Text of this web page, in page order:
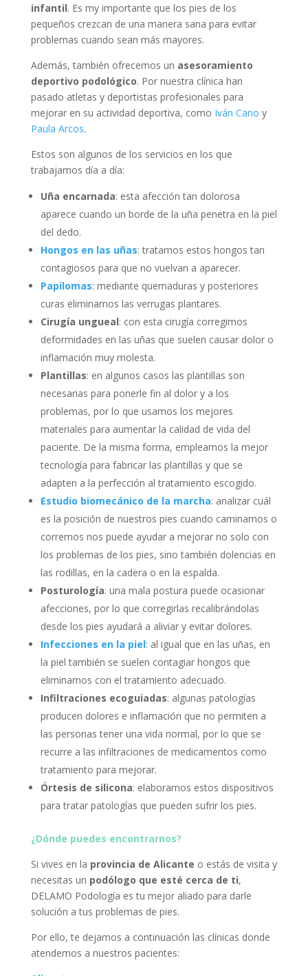
infantil. Es my importante que los pies de los
pequeños crezcan de una manera sana para evitar
problemas cuando sean más mayores.
Además, también ofrecemos un asesoramiento
deportivo podológico. Por nuestra clínica han
pasado atletas y deportistas profesionales para
mejorar en su actividad deportiva, como Iván Cano y
Paula Arcos.
Estos son algunos de los servicios en los que
trabajamos día a día:
Uña encarnada: esta afección tan dolorosa
aparece cuando un borde de la uña penetra en la piel
del dedo.
Hongos en las uñas: tratamos estos hongos tan
contagiosos para que no vuelvan a aparecer.
Papilomas: mediante quemaduras y posteriores
curas eliminamos las verrugas plantares.
Cirugía ungueal: con esta cirugía corregimos
deformidades en las uñas que suelen causar dolor o
inflamación muy molesta.
Plantillas: en algunos casos las plantillas son
necesarias para ponerle fin al dolor y a los
problemas, por lo que usamos los mejores
materiales para aumentar la calidad de vida del
paciente. De la misma forma, empleamos la mejor
tecnología para fabricar las plantillas y que se
adapten a la perfección al tratamiento escogido.
Estudio biomecánico de la marcha: analizar cuál
es la posición de nuestros pies cuando caminamos o
corremos nos puede ayudar a mejorar no solo con
los problemas de los pies, sino también dolencias en
las rodillas, en la cadera o en la espalda.
Posturología: una mala postura puede ocasionar
afecciones, por lo que corregirlas recalibrándolas
desde los pies ayudará a aliviar y evitar dolores.
Infecciones en la piel: al igual que en las uñas, en
la piel también se suelen contagiar hongos que
eliminamos con el tratamiento adecuado.
Infiltraciones ecoguiadas: algunas patologías
producen dolores e inflamación que no permiten a
las personas tener una vida normal, por lo que se
recurre a las infiltraciones de medicamentos como
tratamiento para mejorar.
Órtesis de silicona: elaboramos estos dispositivos
para tratar patologías que pueden sufrir los pies.
¿Dónde puedes encontrarnos?
Si vives en la provincia de Alicante o estás de visita y
necesitas un podólogo que esté cerca de ti,
DELAMO Podología es tu mejor aliado para darle
solución a tus problemas de pies.
Por ello, te dejamos a continuación las clínicas donde
atendemos a nuestros pacientes: